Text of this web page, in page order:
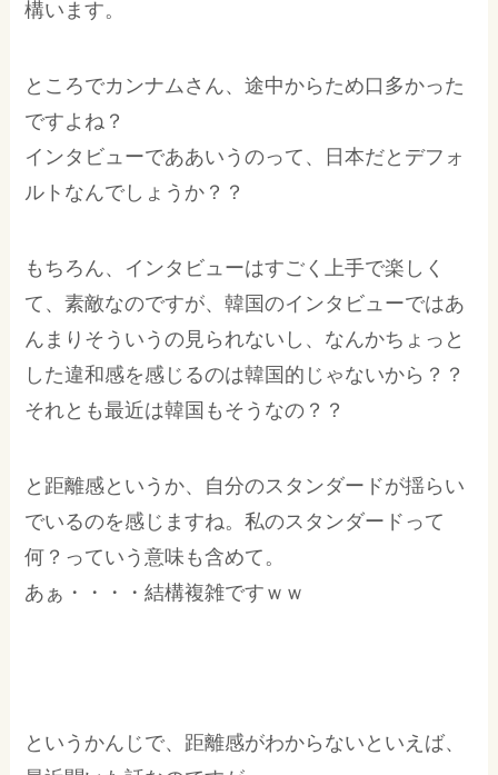
構います。
ところでカンナムさん、途中からため口多かった
ですよね？
インタビューでああいうのって、日本だとデフォ
ルトなんでしょうか？？
もちろん、インタビューはすごく上手で楽しく
て、素敵なのですが、韓国のインタビューではあ
んまりそういうの見られないし、なんかちょっと
した違和感を感じるのは韓国的じゃないから？？
それとも最近は韓国もそうなの？？
と距離感というか、自分のスタンダードが揺らい
でいるのを感じますね。私のスタンダードって
何？っていう意味も含めて。
あぁ・・・・結構複雑ですｗｗ
というかんじで、距離感がわからないといえば、